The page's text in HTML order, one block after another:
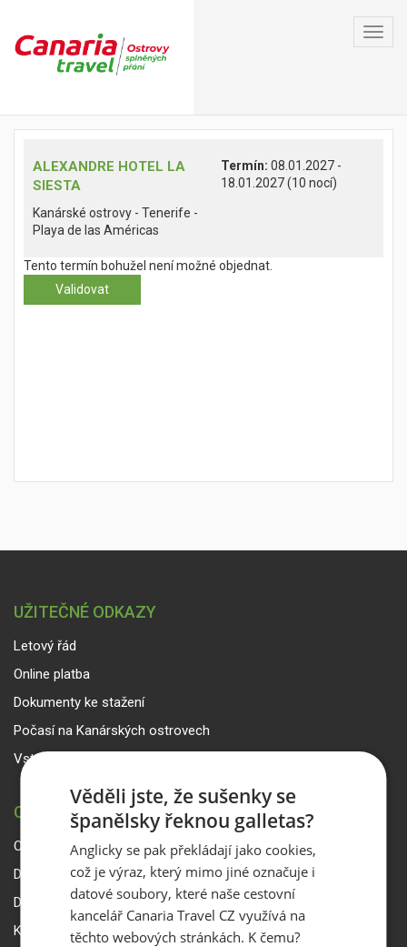
ALEXANDRE HOTEL LA
SIESTA
Kanárské ostrovy - Tenerife -
Playa de las Américas
Termín: 08.01.2027 -
18.01.2027 (10 nocí)
Tento termín bohužel není možné objednat.
UŽITEČNÉ ODKAZY
Letový řád
Online platba
Dokumenty ke stažení
Počasí na Kanárských ostrovech
Vstup pro partnery
CANARIA TRAVEL CZ
O Canaria Travel CZ
Dárkové poukazy
Delegáti
Kontakty
Věděli jste, že sušenky se
španělsky řeknou galletas?
Anglicky se pak překládají jako cookies,
což je výraz, který mimo jiné označuje i
datové soubory, které naše cestovní
kancelář Canaria Travel CZ využívá na
těchto webových stránkách. K čemu?